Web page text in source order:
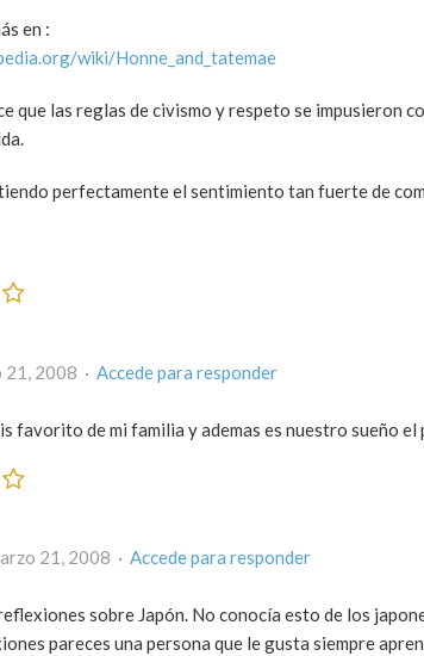
en :
wiki/Honne_and_tatemae
que las reglas de civismo y respeto se impusieron
perfectamente el sentimiento tan fuerte de
21, 2008 · Accede para responder
favorito de mi familia y ademas es nuestro sueño
21, 2008 · Accede para responder
sobre Japón. No conocía esto de los
pareces una persona que le gusta siempre